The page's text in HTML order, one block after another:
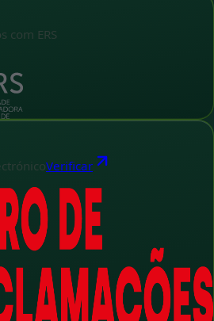
com ERS
Verificar